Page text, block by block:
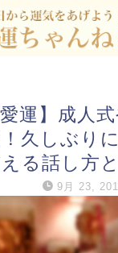
愛運】成人
久しぶり
る話し方
9月 23,